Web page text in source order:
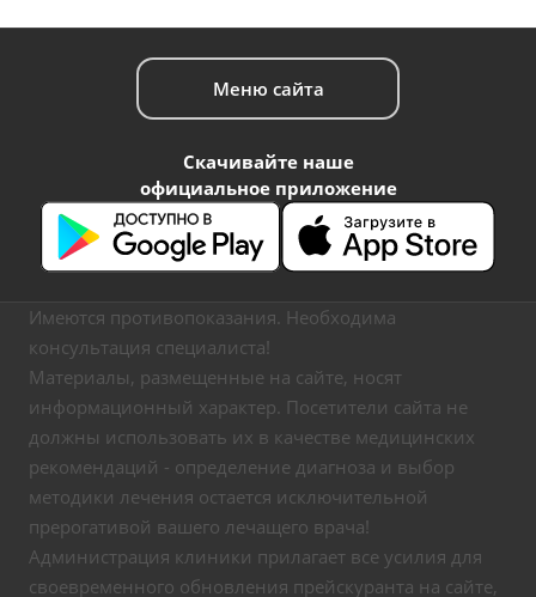
Меню сайта
Скачивайте наше
официальное приложение
Имеются противопоказания. Необходима
консультация специалиста!
Материалы, размещенные на сайте, носят
информационный характер. Посетители сайта не
должны использовать их в качестве медицинских
рекомендаций - определение диагноза и выбор
методики лечения остается исключительной
прерогативой вашего лечащего врача!
Администрация клиники прилагает все усилия для
своевременного обновления прейскуранта на сайте,